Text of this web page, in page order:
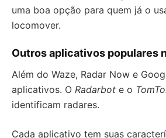
uma boa opção para quem já o
locomover.
Outros aplicativos populares
Além do Waze, Radar Now e
aplicativos. O Radarbot e o
identificam radares.
Cada aplicativo tem suas